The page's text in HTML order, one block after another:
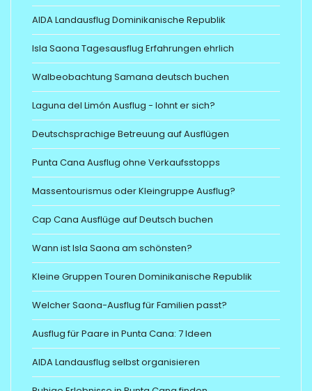
AIDA Landausflug Dominikanische Republik
Isla Saona Tagesausflug Erfahrungen ehrlich
Walbeobachtung Samana deutsch buchen
Laguna del Limón Ausflug - lohnt er sich?
Deutschsprachige Betreuung auf Ausflügen
Punta Cana Ausflug ohne Verkaufsstopps
Massentourismus oder Kleingruppe Ausflug?
Cap Cana Ausflüge auf Deutsch buchen
Wann ist Isla Saona am schönsten?
Kleine Gruppen Touren Dominikanische Republik
Welcher Saona-Ausflug für Familien passt?
Ausflug für Paare in Punta Cana: 7 Ideen
AIDA Landausflug selbst organisieren